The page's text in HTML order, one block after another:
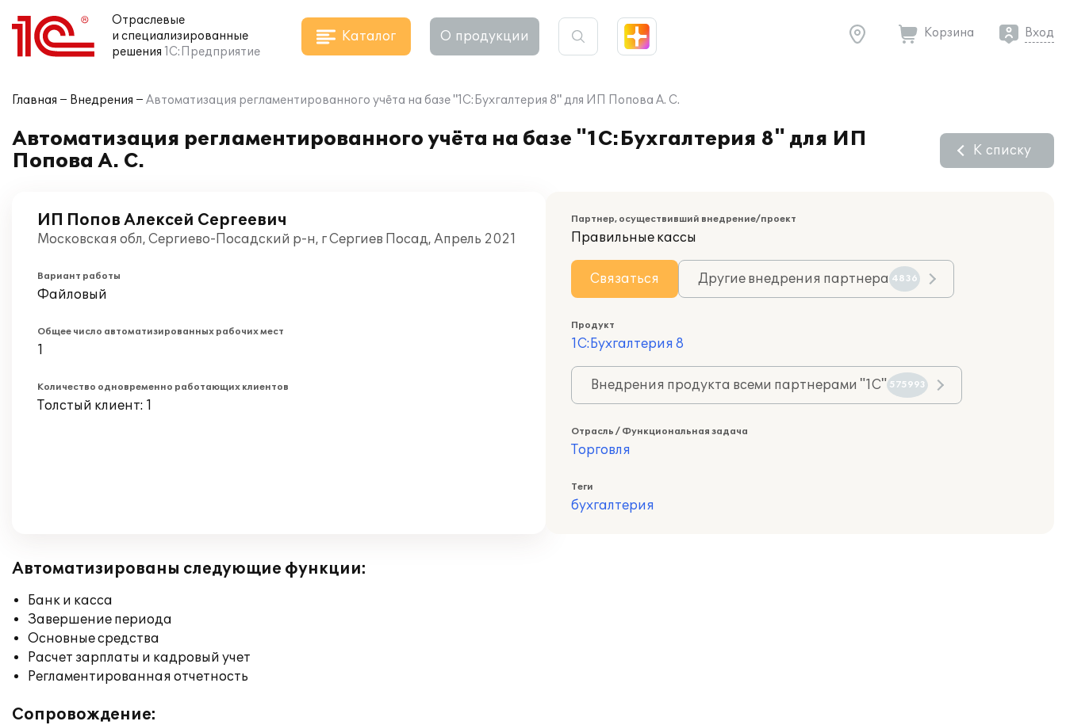
Отраслевые
и специализированные
решения 1С:Предприятие
Каталог О продукции Корзина Вход
Главная Внедрения Автоматизация регламентированного учёта на базе "1С:Бухгалтерия 8" для ИП Попова А. С.
Автоматизация регламентированного учёта на базе "1С:Бухгалтерия 8" для ИП
Попова А. С.
К списку
ИП Попов Алексей Сергеевич
Московская обл, Сергиево-Посадский р-н, г Сергиев Посад, Апрель 2021
Вариант работы
Файловый
Общее число автоматизированных рабочих мест
1
Количество одновременно работающих клиентов
Толстый клиент: 1
Партнер, осуществивший внедрение/проект
Правильные кассы
Связаться Другие внедрения партнера 4836
Продукт
1С:Бухгалтерия 8
Внедрения продукта всеми партнерами "1С" 575993
Отрасль / Функциональная задача
Торговля
Теги
бухгалтерия
Автоматизированы следующие функции:
Банк и касса
Завершение периода
Основные средства
Расчет зарплаты и кадровый учет
Регламентированная отчетность
Сопровождение: